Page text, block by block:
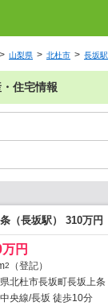
山梨県 北杜市 長坂駅
住宅情報
（長坂駅） 310万円
円
2
（登記）
北杜市長坂町長坂上条
中央線/長坂 徒歩10分